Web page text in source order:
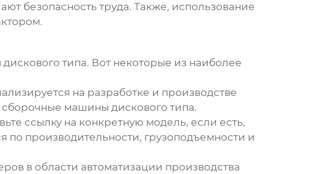
безопасность труда. Также, использование
типа. Вот некоторые из наиболее
на разработке и производстве
машины дискового типа.
ссылку на конкретную модель, если есть,
производительности, грузоподъемности и
в области автоматизации производства